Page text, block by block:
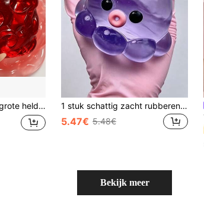
speelgoed--Squishy-Squishys-Squishies-Squishy Speelgoed-Crunchy Squishy Knijp Reusachtige Kaas 1 stuk schattig zacht rubberen knijpspeeltje in de vorm van een octopus met langzame terugvering. Het kan worden gevuld met water en gebruikt om bellen te maken, waardoor het ideaal is voor stressverlichting. Geschikt voor kinderen en volwassenen, en ook een geweldig Halloween-/kerstcadeau, verjaardagscadeau
5.47€ 5.48€
Bekijk meer